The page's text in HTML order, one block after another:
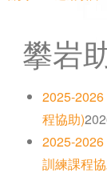
攀岩
2025-
程協助)
2025-
訓練課程